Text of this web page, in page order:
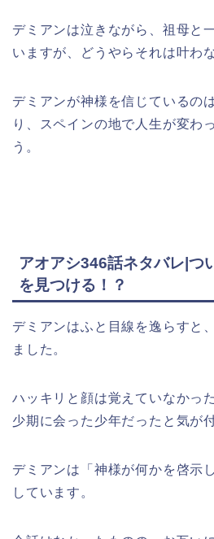
デミアンは泣きながら、祖母と
いますが、どうやらそれは叶わ
デミアンが神様を信じているの
り、スペインの地で人生が変わ
う。
アオアシ346話ネタバレ|つ
を見つける！？
デミアンはふと目線を逸らすと
ました。
ハッキリと顔は覚えていなかっ
少期に会った少年だったと気が
デミアンは「神様が何かを啓示
しています。